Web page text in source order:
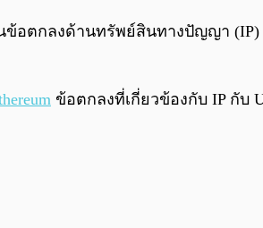
นข้อตกลงด้านทรัพย์สินทางปัญญา
ข้อตกลงที่เกี่ยวข้องกับ IP กับ